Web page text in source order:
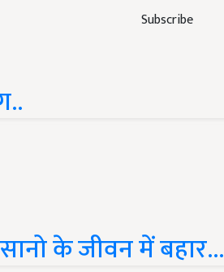
Subscribe
के जीवन में बहार...